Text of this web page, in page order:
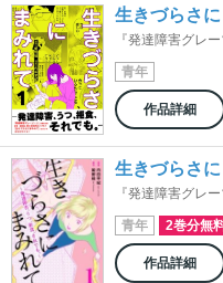
生きづらさ
『発達障害グレ
青年
作品詳細
生きづらさ
『発達障害グレ
青年 2巻分無
作品詳細